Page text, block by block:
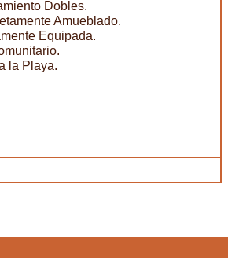
Dobles.
Amueblado.
Equipada.
la Playa.